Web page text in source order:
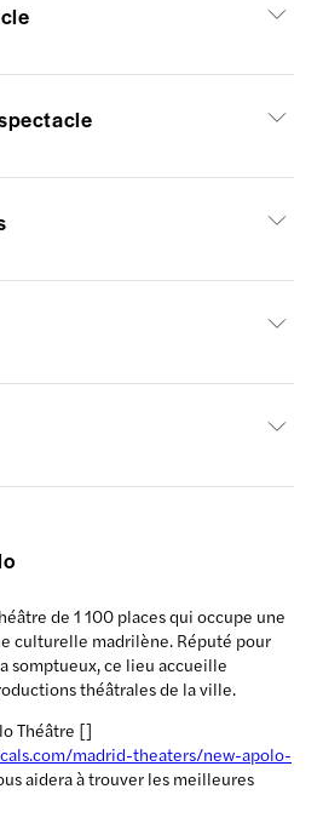
de 1 100 places qui occupe une
culturelle madrilène. Réputé pour
somptueux, ce lieu accueille
théâtrales de la ville.
Théâtre []
madrid-theaters/new-apolo-
aidera à trouver les meilleures